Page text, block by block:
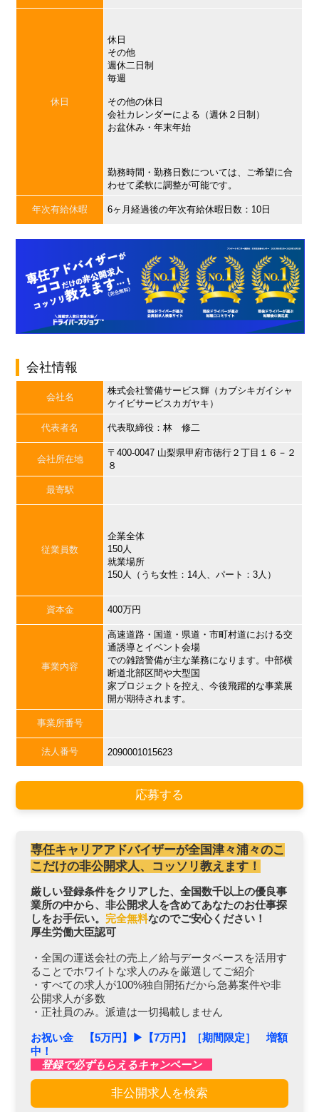
休日
休日
その他
週休二日制
毎週
その他の休日
会社カレンダーによる（週休２日制）
お盆休み・年末年始
勤務時間・勤務日数については、ご希望に合
わせて柔軟に調整が可能です。
年次有給休暇 6ヶ月経過後の年次有給休暇日数：10日
会社情報
会社名
株式会社警備サービス輝（カブシキガイシャ
ケイビサービスカガヤキ）
代表者名 代表取締役：林 修二
会社所在地
〒400-0047 山梨県甲府市徳行２丁目１６－２
８
最寄駅
従業員数
企業全体
150人
就業場所
150人（うち女性：14人、パート：3人）
資本金 400万円
事業内容
高速道路・国道・県道・市町村道における交
通誘導とイベント会場
での雑踏警備が主な業務になります。中部横
断道北部区間や大型国
家プロジェクトを控え、今後飛躍的な事業展
開が期待されます。
事業所番号
法人番号 2090001015623
応募する
専任キャリアアドバイザーが全国津々浦々のこ
こだけの非公開求人、コッソリ教えます！
厳しい登録条件をクリアした、全国数千以上の優良事
業所の中から、非公開求人を含めてあなたのお仕事探
しをお手伝い。 完全無料なのでご安心ください！
厚生労働大臣認可
・全国の運送会社の売上／給与データベースを活用す
ることでホワイトな求人のみを厳選してご紹介
・すべての求人が100%独自開拓だから急募案件や非
公開求人が多数
・正社員のみ。派遣は一切掲載しません
お祝い金 【5万円】▶︎【7万円】［期間限定］ 増額
中！
登録で必ずもらえるキャンペーン
非公開求人を検索